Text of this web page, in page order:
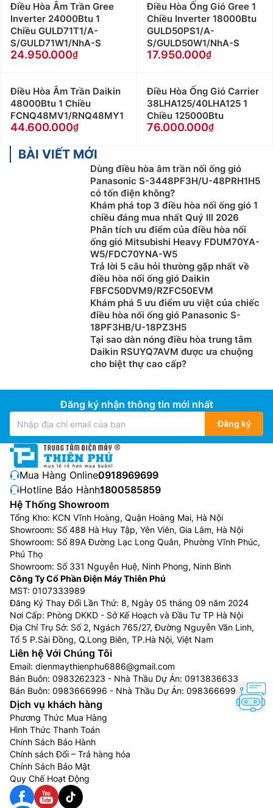
Điều Hòa Âm Trần Gree
Inverter 24000Btu 1
Chiều GULD71T1/A-
S/GULD71W1/NhA-S
24.950.000
Điều Hòa Ống Gió Gree 1
Chiều Inverter 18000Btu
GULD50PS1/A-
S/GULD50W1/NhA-S
17.950.000
Điều Hòa Âm Trần Daikin
48000Btu 1 Chiều
FCNQ48MV1/RNQ48MY1
44.600.000
Điều Hòa Ống Gió Carrier
38LHA125/40LHA125 1
Chiều 125000Btu
76.000.000
BÀI VIẾT MỚI
Dùng điều hòa âm trần nối ống gió
Panasonic S-3448PF3H/U-48PRH1H5
có tốn điện không?
Khám phá top 3 điều hòa nối ống gió 1
chiều đáng mua nhất Quý III 2026
Phân tích ưu điểm của điều hòa nối
ống gió Mitsubishi Heavy FDUM70YA-
W5/FDC70YNA-W5
Trả lời 5 câu hỏi thường gặp nhất về
điều hòa nối ống gió Daikin
FBFC50DVM9/RZFC50EVM
Khám phá 5 ưu điểm ưu việt của chiếc
điều hòa nối ống gió Panasonic S-
18PF3HB/U-18PZ3H5
Tại sao dàn nóng điều hòa trung tâm
Daikin RSUYQ7AVM được ưa chuộng
cho biệt thự cao cấp?
Đăng ký nhận thông tin mới nhất
Đăng ký
Mua Hàng Online:0918969699
Hotline Bảo Hành:1800585859
Hệ Thống Showroom
Tổng Kho: KCN Vĩnh Hoàng, Quận Hoàng Mai, Hà Nội
Showroom: Số 488 Hà Huy Tập, Yên Viên, Gia Lâm, Hà Nội
Showroom: Số 89A Đường Lạc Long Quân, Phường Vĩnh Phúc,
Phú Thọ
Showroom: Số 331 Nguyễn Huệ, Ninh Phong, Ninh Bình
Công Ty Cổ Phần Điện Máy Thiên Phú
MST: 0107333989
Đăng Ký Thay Đổi Lần Thứ: 8, Ngày 05 tháng 09 năm 2024
Nơi Cấp: Phòng DKKD - Sở Kế Hoạch và Đầu Tư TP Hà Nội
Địa Chỉ Trụ Sở: Số 2, Ngách 765/27, Đường Nguyễn Văn Linh,
Tổ 5 P.Sài Đồng, Q.Long Biên, TP.Hà Nội, Việt Nam
Liên hệ Với Chúng Tôi
Email: dienmaythienphu6886@gmail.com
Bán Buôn: 0983262323 - Nhà Thầu Dự Án: 0913836633
Bán Buôn: 0983666996 - Nhà Thầu Dự Án: 0983666996
Dịch vụ khách hàng
Phương Thức Mua Hàng
Hình Thức Thanh Toán
Chính Sách Bảo Hành
Chính sách Đổi – Trả hàng hóa
Chính Sách Bảo Mật
Quy Chế Hoạt Động